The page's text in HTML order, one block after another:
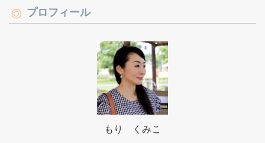
プロフィール
もり くみこ